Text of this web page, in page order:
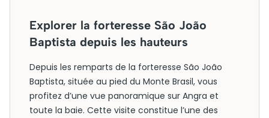
Explorer la forteresse São João
Baptista depuis les hauteurs
Depuis les remparts de la forteresse São João
Baptista, située au pied du Monte Brasil, vous
profitez d’une vue panoramique sur Angra et
toute la baie. Cette visite constitue l’une des